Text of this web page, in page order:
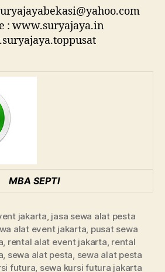
: www.suryajaya.in
MBA SEPTI
jakarta, jasa sewa alat pesta
alat event jakarta, pusat sewa
, rental alat event jakarta, rental
, sewa alat pesta, sewa alat pesta
futura, sewa kursi futura jakarta